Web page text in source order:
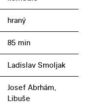
hraný
85 min
Ladislav Smoljak
Josef Abrhám,
Libuše